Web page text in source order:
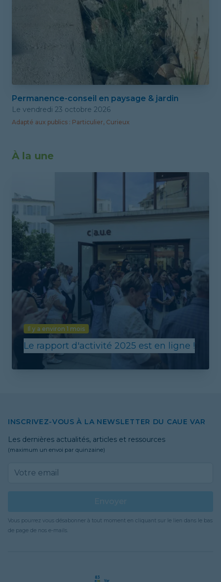
Permanence-conseil en paysage & jardin
Le vendredi 23 octobre 2026
Adapté aux publics : Particulier, Curieux
À la une
Il y a environ 1 mois
Le rapport d'activité 2025 est en ligne !
INSCRIVEZ-VOUS À LA NEWSLETTER DU CAUE VAR
Les dernières actualités, articles et ressources
(maximum un envoi par quinzaine)
Vous pourrez vous désabonner à tout moment en cliquant sur le lien dans le bas
de page de nos e-mails.